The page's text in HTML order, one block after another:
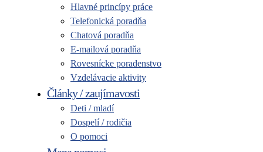
Hlavné princípy práce
Telefonická poradňa
Chatová poradňa
E-mailová poradňa
Rovesnícke poradenstvo
Vzdelávacie aktivity
Články / zaujímavosti
Deti / mladí
Dospelí / rodičia
O pomoci